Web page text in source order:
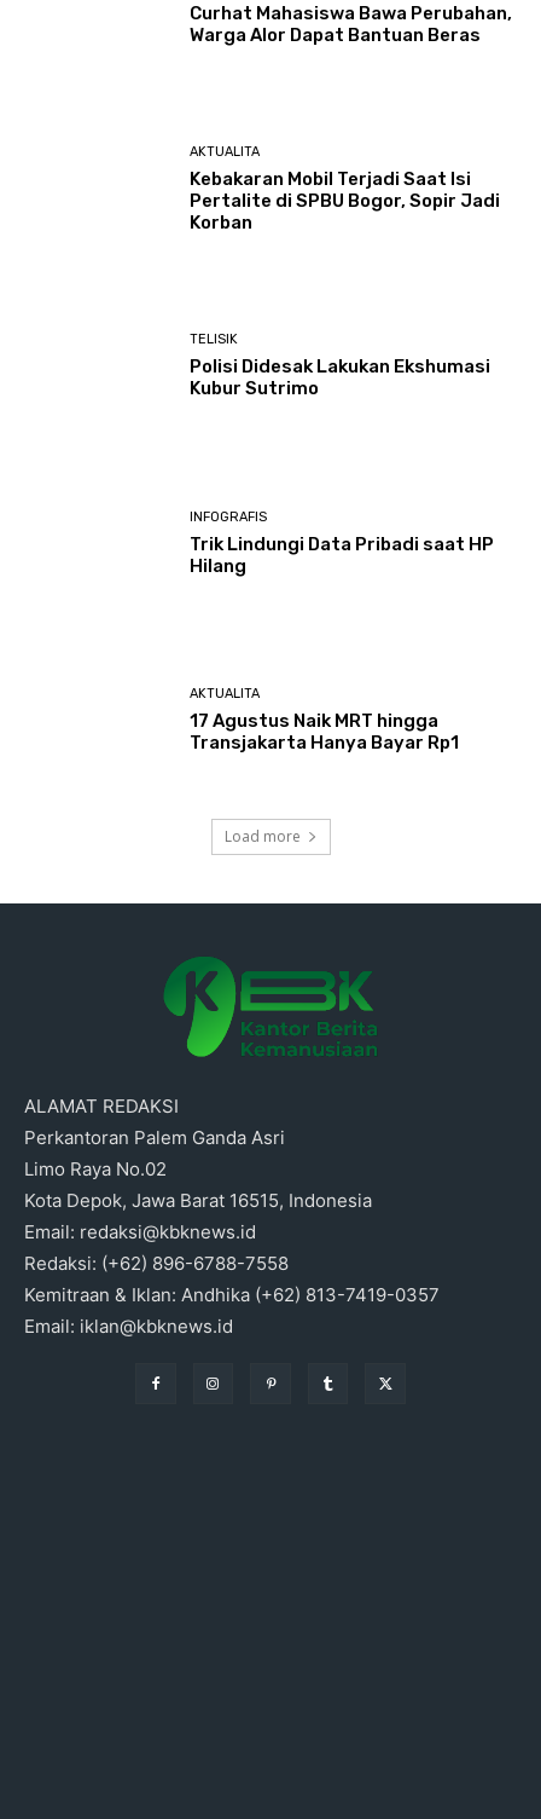
Curhat Mahasiswa Bawa Perubahan,
Warga Alor Dapat Bantuan Beras
AKTUALITA
Kebakaran Mobil Terjadi Saat Isi
Pertalite di SPBU Bogor, Sopir Jadi
Korban
TELISIK
Polisi Didesak Lakukan Ekshumasi
Kubur Sutrimo
INFOGRAFIS
Trik Lindungi Data Pribadi saat HP
Hilang
AKTUALITA
17 Agustus Naik MRT hingga
Transjakarta Hanya Bayar Rp1
Load more
ALAMAT REDAKSI
Perkantoran Palem Ganda Asri
Limo Raya No.02
Kota Depok, Jawa Barat 16515, Indonesia
Email: redaksi@kbknews.id
Redaksi: (+62) 896-6788-7558
Kemitraan & Iklan: Andhika (+62) 813-7419-0357
Email: iklan@kbknews.id